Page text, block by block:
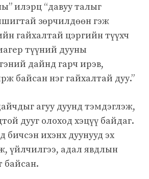
илэрц “давуу талыг
зөрчилдөөн гэж
гайхалтай цэргийн түүхч
түүний дууны
дайнд гарч ирэв,
байсан нэг гайхалтай дуу.”
агуу дуунд тэмдэглэж,
дууг олоход хэцүү байдаг.
бичсэн ихэнх дуунууд эх
үйлчилгээ, адал явдлын
байсан.